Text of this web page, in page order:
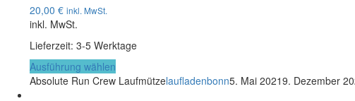
20,00 € inkl. MwSt.
inkl. MwSt.
Lieferzeit: 3-5 Werktage
Ausführung wählenDieses
Produkt
Absolute Run Crew Laufmützelaufladenbonn5. Mai 20219. Dezember